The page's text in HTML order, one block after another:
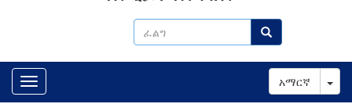
ፈልግ ፈልግ
አማርኛ